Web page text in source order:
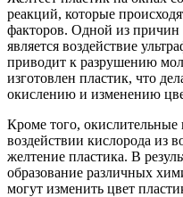
реакций, которые
факторов. Одной из причин
является воздействие
приводит к разрушению
изготовлен пластик, что
окислению и изменению
Кроме того,
воздействии кислорода из
желтение пластика. В
образование различных
могут изменить цвет